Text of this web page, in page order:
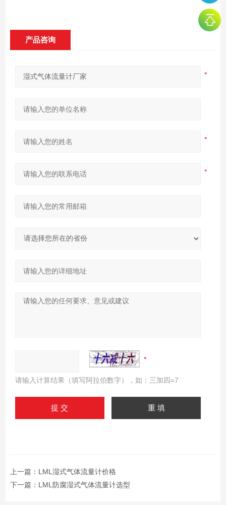
产品咨询
请输入计算结果（填写阿拉伯数字），如：三加四=7
上一篇： LML湿式气体流量计价格
下一篇： LML防腐湿式气体流量计选型